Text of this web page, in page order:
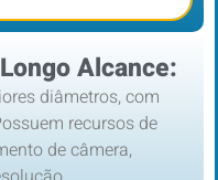
Alcance:
diâmetros, com
recursos de
de câmera,